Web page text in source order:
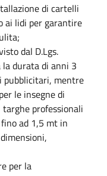
di cartelli
ai lidi per garantire
dal D.Lgs.
durata di anni 3
pubblicitari, mentre
le insegne di
professionali
ad 1,5 mt in
per la